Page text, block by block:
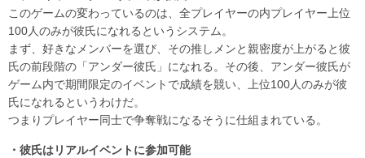
このゲームの変わっているのは、全プレイヤーの内プレイヤー上位
100人のみが彼氏になれるというシステム。
まず、好きなメンバーを選び、その推しメンと親密度が上がると彼
氏の前段階の「アンダー彼氏」になれる。その後、アンダー彼氏が
ゲーム内で期間限定のイベントで成績を競い、上位100人のみが彼
氏になれるというわけだ。
つまりプレイヤー同士で争奪戦になるそうに仕組まれている。
・彼氏はリアルイベントに参加可能